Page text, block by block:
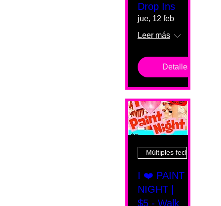
Drop Ins
jue, 12 feb
Leer más
Detalles
Múltiples fechas
I ❤️ PAINT
NIGHT |
$5 - Walk